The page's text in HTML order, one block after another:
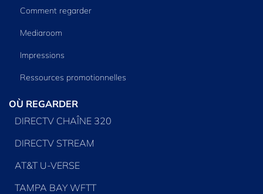
Comment regarder
Mediaroom
Impressions
Ressources promotionnelles
OÙ REGARDER
DIRECTV CHAÎNE 320
DIRECTV STREAM
AT&T U-VERSE
TAMPA BAY WFTT